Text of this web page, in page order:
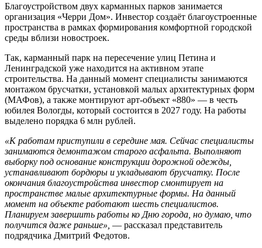
Благоустройством двух карманных парков занимается
организация «Черри Дом». Инвестор создаёт благоустроенные
пространства в рамках формирования комфортной городской
среды вблизи новостроек.
Так, карманный парк на пересечение улиц Петина и
Ленинградской уже находится на активном этапе
строительства. На данный момент специалисты занимаются
монтажом брусчатки, установкой малых архитектурных форм
(МАФов), а также монтируют арт-объект «880» — в честь
юбилея Вологды, который состоится в 2027 году. На работы
выделено порядка 6 млн рублей.
«К работам приступили в середине мая. Сейчас специалисты
занимаются демонтажом старого асфальта. Выполняют
выборку под основание конструкции дорожной одежды,
устанавливают бордюры и укладывают брусчатку. После
окончания благоустройства инвестор смонтирует на
пространстве малые архитектурные формы. На данный
момент на объекте работают шесть специалистов.
Планируем завершить работы ко Дню города, но думаю, что
получится даже раньше», — рассказал представитель
подрядчика Дмитрий Федотов.